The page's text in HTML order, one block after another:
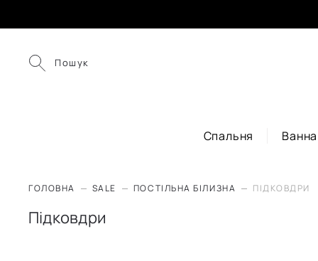
Пошук
Спальня Ванна
ГОЛОВНА SALE ПОСТІЛЬНА БІЛИЗНА ПІДКОВДРИ
Підковдри